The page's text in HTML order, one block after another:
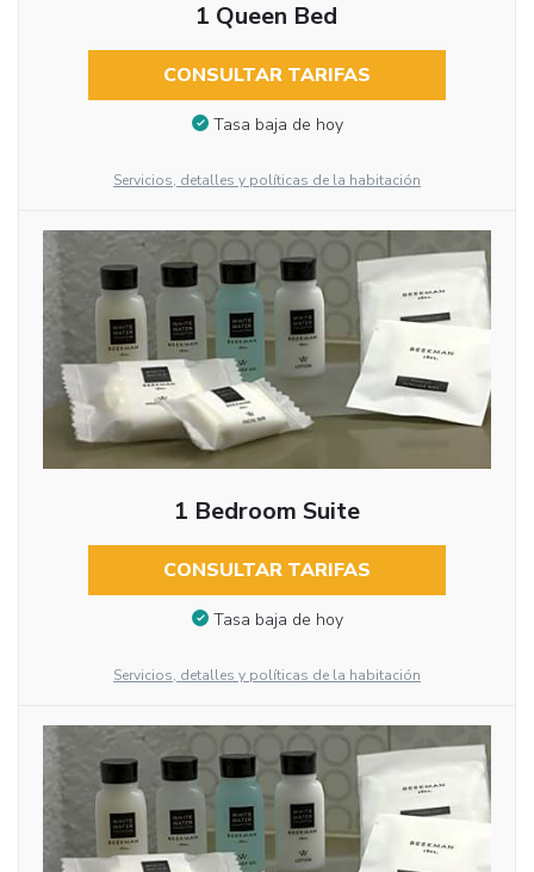
1 Queen Bed
CONSULTAR TARIFAS
Tasa baja de hoy
Servicios, detalles y políticas de la habitación
1 Bedroom Suite
CONSULTAR TARIFAS
Tasa baja de hoy
Servicios, detalles y políticas de la habitación